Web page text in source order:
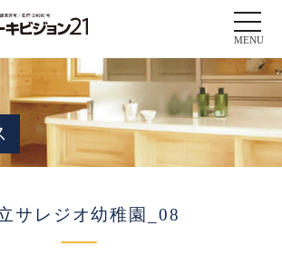
Toggle
MENU
サレジオ幼稚園_08